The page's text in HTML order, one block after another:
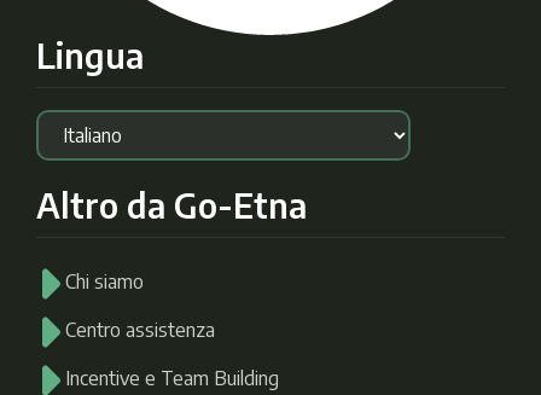
Lingua
Altro da Go-Etna
Chi siamo
Centro assistenza
Incentive e Team Building